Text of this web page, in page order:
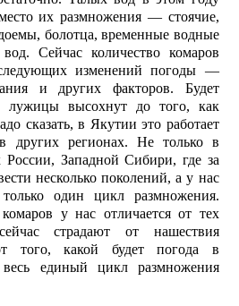
их размножения — стоячие,
болотца, временные водные
Сейчас количество комаров
изменений погоды —
и других факторов. Будет
лужицы высохнут до того, как
сказать, в Якутии это работает
других регионах. Не только в
России, Западной Сибири, где за
несколько поколений, а у нас
один цикл размножения.
у нас отличается от тех
страдают от нашествия
того, какой будет погода в
весь единый цикл размножения